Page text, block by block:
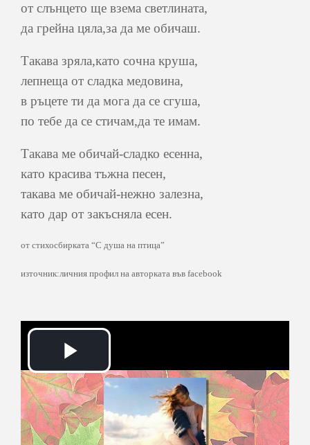
от слънцето ще взема светлината,
да грейна цяла,за да ме обичаш.
Такава зряла,като сочна круша,
лепнеща от сладка медовина,
в ръцете ти да мога да се сгуша,
по тебе да се стичам,да те имам.
Такава ме обичай-сладко есенна,
като красива тъжна песен,
такава ме обичай-нежно залезна,
като дар от закъсняла есен.
от стихосбирката “С душа на птица”
източник:личния профил на авторката във facebook